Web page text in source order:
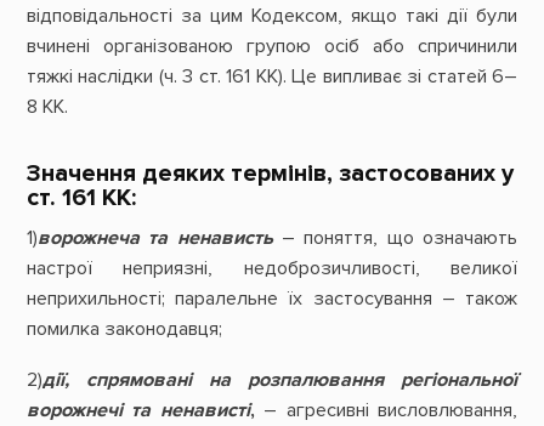
відповідальності за цим Кодексом, якщо такі дії були
вчинені організованою групою осіб або спричинили
тяжкі наслідки (ч. 3 ст. 161 КК). Це випливає зі статей 6–
8 КК.
Значення деяких термінів, застосованих у
ст. 161 КК:
1)ворожнеча та ненависть– поняття, що означають
настрої неприязні, недоброзичливості, великої
неприхильності; паралельне їх застосування – також
помилка законодавця;
2)дії, спрямовані на розпалювання регіональної
ворожнечі та ненависті, – агресивні висловлювання,